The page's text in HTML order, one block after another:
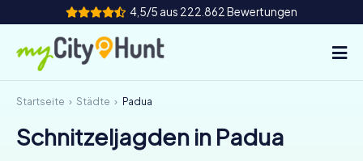
4,5/5 aus 222.862 Bewertungen
So funktioniert's
Städte
Startseite Städte Padua
Schnitzeljagden in Padua